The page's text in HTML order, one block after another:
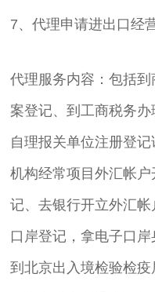
7、代理申请进出口经
代理服务内容：包括
案登记、到工商税务
自理报关单位注册登
机构经常项目外汇帐
记、去银行开立外汇
口岸登记，拿电子口
到北京出入境检验检